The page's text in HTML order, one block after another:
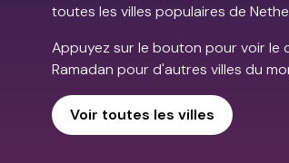
toutes les villes populaires de
Appuyez sur le bouton pour voir le
Ramadan pour d'autres villes du
Voir toutes les villes